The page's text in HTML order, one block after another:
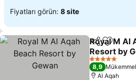
Fiyatları görün: 8 site
Paylaş
Royal M Al
Resort by
5 Yıldız
8,9 Mükemmel
Al Aqah